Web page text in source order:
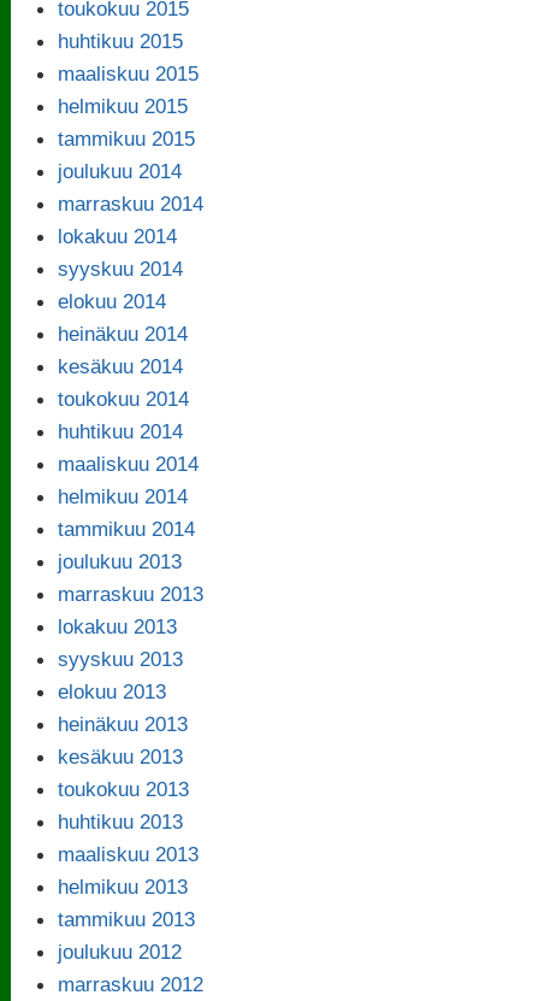
toukokuu 2015
huhtikuu 2015
maaliskuu 2015
helmikuu 2015
tammikuu 2015
joulukuu 2014
marraskuu 2014
lokakuu 2014
syyskuu 2014
elokuu 2014
heinäkuu 2014
kesäkuu 2014
toukokuu 2014
huhtikuu 2014
maaliskuu 2014
helmikuu 2014
tammikuu 2014
joulukuu 2013
marraskuu 2013
lokakuu 2013
syyskuu 2013
elokuu 2013
heinäkuu 2013
kesäkuu 2013
toukokuu 2013
huhtikuu 2013
maaliskuu 2013
helmikuu 2013
tammikuu 2013
joulukuu 2012
marraskuu 2012